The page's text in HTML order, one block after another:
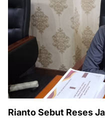
Rianto Sebut Reses